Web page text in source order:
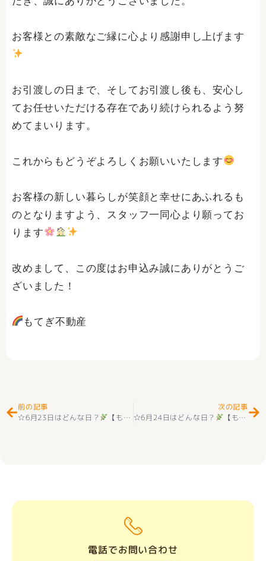
お客様との素敵なご縁に心より感謝申し上げます
お引渡しの日まで、そしてお引渡し後も、安心し
てお任せいただける存在であり続けられるよう努
めてまいります。
これからもどうぞよろしくお願いいたします
お客様の新しい暮らしが笑顔と幸せにあふれるも
のとなりますよう、スタッフ一同心より願ってお
ります
改めまして、この度はお申込み誠にありがとうご
ざいました！
もてぎ不動産
前の記事
☆6月23日はどんな日？
【もてぎ不動産ブログ】☺☆
次の記事
☆6月24日はどんな日？
【もてぎ不動産ブログ】☆
電話でお問い合わせ